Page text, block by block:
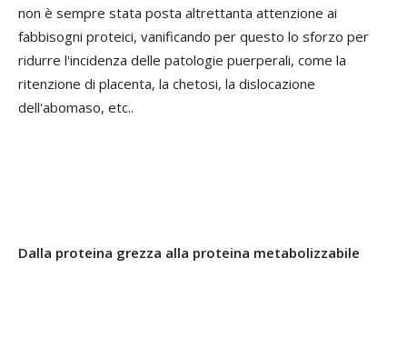
non è sempre stata posta altrettanta attenzione ai
fabbisogni proteici, vanificando per questo lo sforzo per
ridurre l'incidenza delle patologie puerperali, come la
ritenzione di placenta, la chetosi, la dislocazione
dell'abomaso, etc..
Dalla proteina grezza alla proteina metabolizzabile